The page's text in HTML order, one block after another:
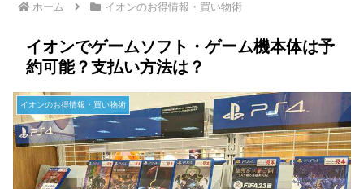
ホーム イオンのお得情報・買い物術
イオンでゲームソフト・ゲーム機本体は予
約可能？支払い方法は？
イオンのお得情報・買い物術